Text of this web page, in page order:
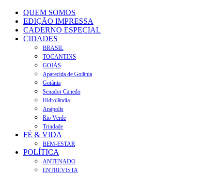
QUEM SOMOS
EDIÇÃO IMPRESSA
CADERNO ESPECIAL
CIDADES
BRASIL
TOCANTINS
GOIÁS
Aparecida de Goiânia
Goiânia
Senador Canedo
Hidrolândia
Anápolis
Rio Verde
Trindade
FÉ & VIDA
BEM-ESTAR
POLÍTICA
ANTENADO
ENTREVISTA